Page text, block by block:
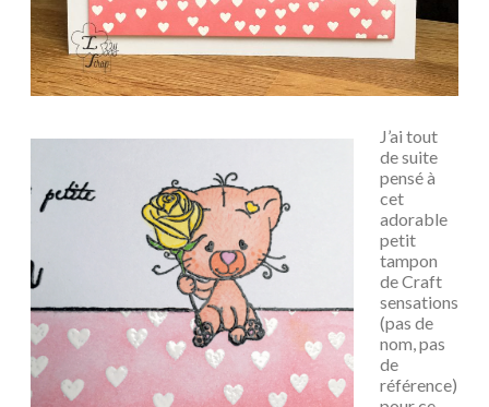
J’ai tout
de suite
pensé à
cet
adorable
petit
tampon
de Craft
sensations
(pas de
nom, pas
de
référence)